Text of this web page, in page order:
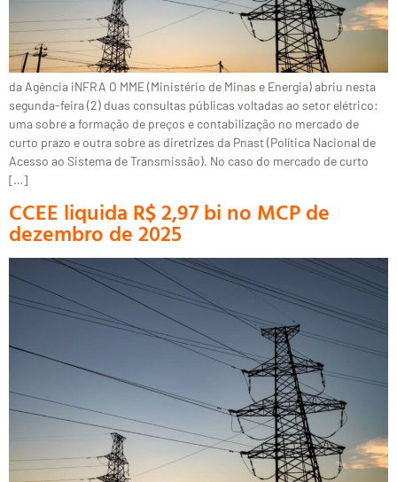
da Agência iNFRA O MME (Ministério de Minas e Energia) abriu nesta
segunda-feira (2) duas consultas públicas voltadas ao setor elétrico:
uma sobre a formação de preços e contabilização no mercado de
curto prazo e outra sobre as diretrizes da Pnast (Política Nacional de
Acesso ao Sistema de Transmissão). No caso do mercado de curto
[…]
CCEE liquida R$ 2,97 bi no MCP de
dezembro de 2025